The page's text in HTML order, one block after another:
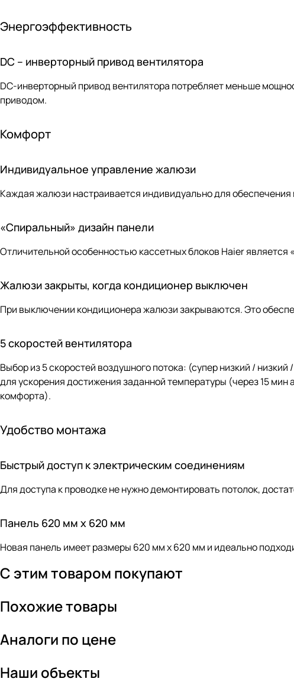
Энергоэффективность
DC – инверторный привод вентилятора
DC-инверторный привод вентилятора потребляет меньше
приводом.
Комфорт
Индивидуальное управление жалюзи
Каждая жалюзи настраивается индивидуально для
«Спиральный» дизайн панели
Отличительной особенностью кассетных блоков Haier
Жалюзи закрыты, когда кондиционер выключен
При выключении кондиционера жалюзи закрываются. Это
5 скоростей вентилятора
Выбор из 5 скоростей воздушного потока: (супер низкий /
для ускорения достижения заданной температуры (через 15
комфорта).
Удобство монтажа
Быстрый доступ к электрическим соединениям
Для доступа к проводке не нужно демонтировать потолок,
Панель 620 мм x 620 мм
Новая панель имеет размеры 620 мм х 620 мм и идеально
С этим товаром покупают
Похожие товары
Аналоги по цене
Наши объекты